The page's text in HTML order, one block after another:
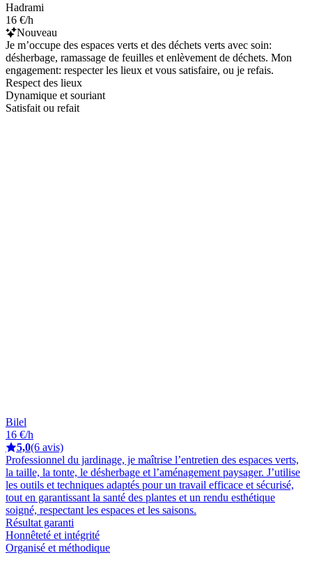
Hadrami
16 €/h
Nouveau
Je m’occupe des espaces verts et des déchets verts avec soin:
désherbage, ramassage de feuilles et enlèvement de déchets. Mon
engagement: respecter les lieux et vous satisfaire, ou je refais.
Respect des lieux
Dynamique et souriant
Satisfait ou refait
Bilel
16 €/h
5,0(6 avis)
Professionnel du jardinage, je maîtrise l’entretien des espaces verts,
la taille, la tonte, le désherbage et l’aménagement paysager. J’utilise
les outils et techniques adaptés pour un travail efficace et sécurisé,
tout en garantissant la santé des plantes et un rendu esthétique
soigné, respectant les espaces et les saisons.
Résultat garanti
Honnêteté et intégrité
Organisé et méthodique